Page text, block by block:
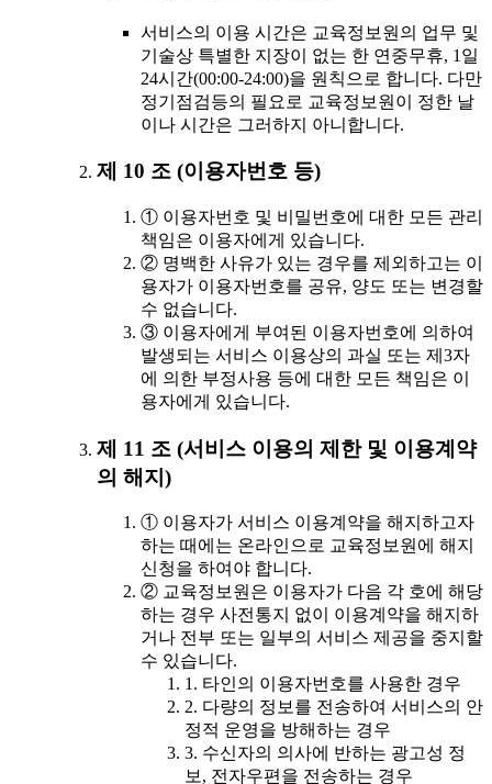
서비스의 이용 시간은 교육정보원의 업무 및
기술상 특별한 지장이 없는 한 연중무휴, 1일
24시간(00:00-24:00)을 원칙으로 합니다. 다만
정기점검등의 필요로 교육정보원이 정한 날
이나 시간은 그러하지 아니합니다.
제 10 조 (이용자번호 등)
① 이용자번호 및 비밀번호에 대한 모든 관리
책임은 이용자에게 있습니다.
② 명백한 사유가 있는 경우를 제외하고는 이
용자가 이용자번호를 공유, 양도 또는 변경할
수 없습니다.
③ 이용자에게 부여된 이용자번호에 의하여
발생되는 서비스 이용상의 과실 또는 제3자
에 의한 부정사용 등에 대한 모든 책임은 이
용자에게 있습니다.
제 11 조 (서비스 이용의 제한 및 이용계약
의 해지)
① 이용자가 서비스 이용계약을 해지하고자
하는 때에는 온라인으로 교육정보원에 해지
신청을 하여야 합니다.
② 교육정보원은 이용자가 다음 각 호에 해당
하는 경우 사전통지 없이 이용계약을 해지하
거나 전부 또는 일부의 서비스 제공을 중지할
수 있습니다.
1. 타인의 이용자번호를 사용한 경우
2. 다량의 정보를 전송하여 서비스의 안
정적 운영을 방해하는 경우
3. 수신자의 의사에 반하는 광고성 정
보, 전자우편을 전송하는 경우